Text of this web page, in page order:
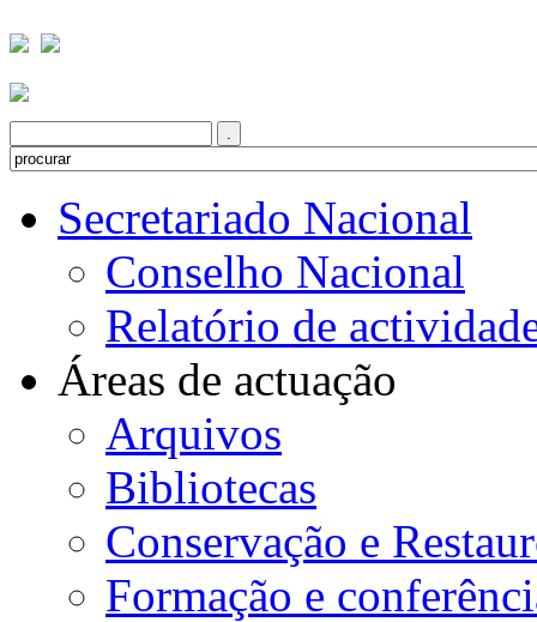
Secretariado Nacional
Conselho Nacional
Relatório de
Áreas de actuação
Arquivos
Bibliotecas
Conservação e
Formação e